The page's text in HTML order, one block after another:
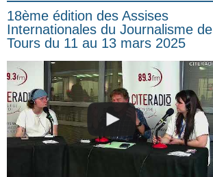
18ème édition des Assises
Internationales du Journalisme de
Tours du 11 au 13 mars 2025